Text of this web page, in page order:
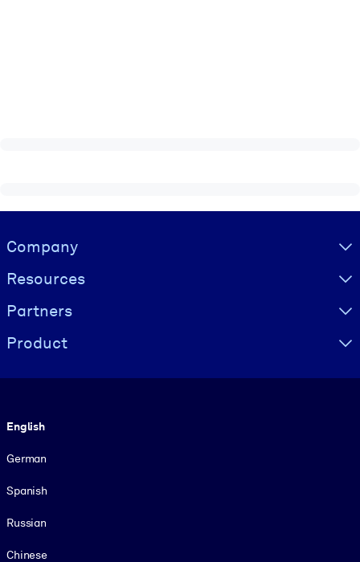
Visually hidden Text
Company
Resources
Partners
Product
English
German
Spanish
Russian
Chinese